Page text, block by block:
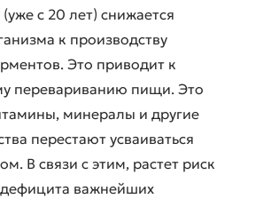
с 20 лет) снижается
к производству
Это приводит к
перевариванию пищи. Это
минералы и другие
перестают усваиваться
В связи с этим, растет риск
важнейших